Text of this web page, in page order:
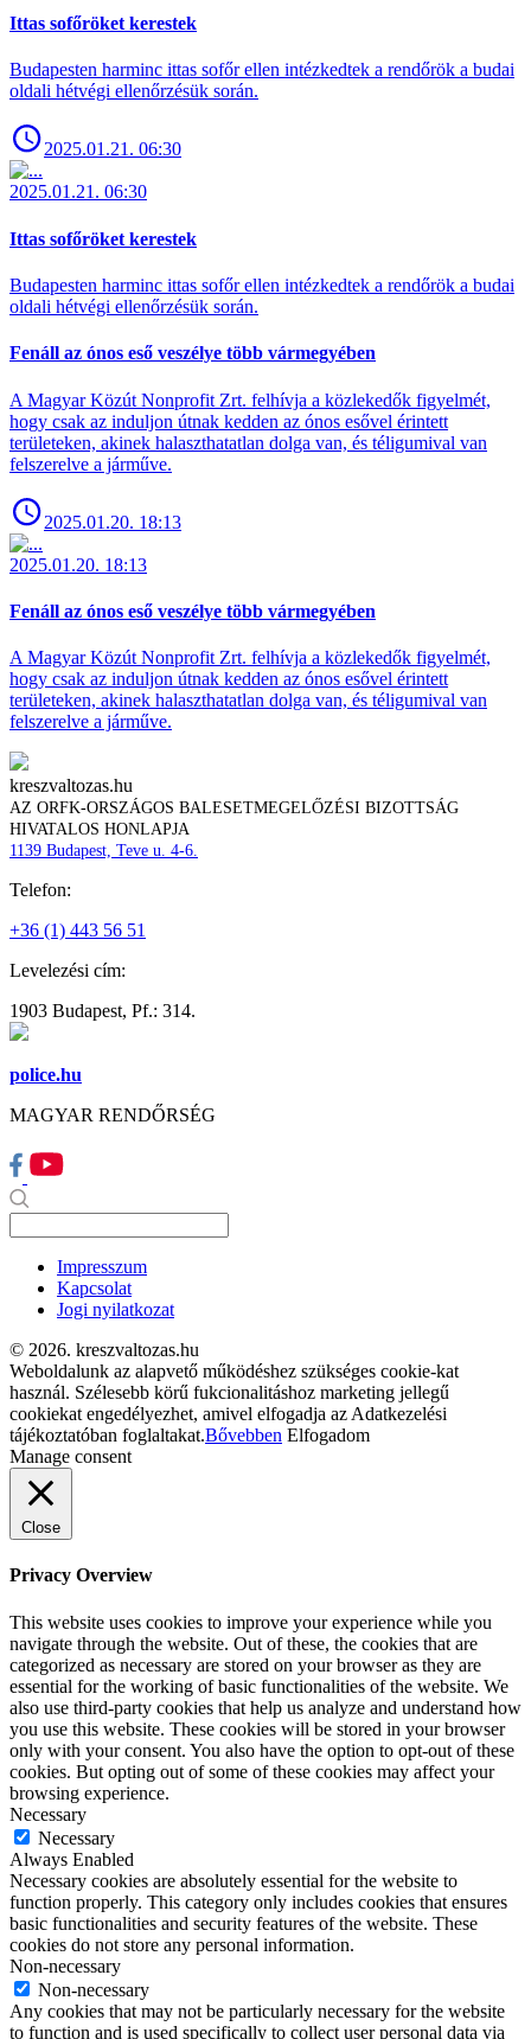
Ittas sofőröket kerestek
Budapesten harminc ittas sofőr ellen intézkedtek a rendőrök a budai
oldali hétvégi ellenőrzésük során.
2025.01.21. 06:30
2025.01.21. 06:30
Ittas sofőröket kerestek
Budapesten harminc ittas sofőr ellen intézkedtek a rendőrök a budai
oldali hétvégi ellenőrzésük során.
Fenáll az ónos eső veszélye több vármegyében
A Magyar Közút Nonprofit Zrt. felhívja a közlekedők figyelmét,
hogy csak az induljon útnak kedden az ónos esővel érintett
területeken, akinek halaszthatatlan dolga van, és téligumival van
felszerelve a járműve.
2025.01.20. 18:13
2025.01.20. 18:13
Fenáll az ónos eső veszélye több vármegyében
A Magyar Közút Nonprofit Zrt. felhívja a közlekedők figyelmét,
hogy csak az induljon útnak kedden az ónos esővel érintett
területeken, akinek halaszthatatlan dolga van, és téligumival van
felszerelve a járműve.
kreszvaltozas.hu
AZ ORFK-ORSZÁGOS BALESETMEGELŐZÉSI BIZOTTSÁG
HIVATALOS HONLAPJA
1139 Budapest, Teve u. 4-6.
Telefon:
+36 (1) 443 56 51
Levelezési cím:
1903 Budapest, Pf.: 314.
police.hu
MAGYAR RENDŐRSÉG
Impresszum
Kapcsolat
Jogi nyilatkozat
© 2026. kreszvaltozas.hu
Weboldalunk az alapvető működéshez szükséges cookie-kat
használ. Szélesebb körű fukcionalitáshoz marketing jellegű
cookiekat engedélyezhet, amivel elfogadja az Adatkezelési
tájékoztatóban foglaltakat.Bővebben Elfogadom
Manage consent
Close
Privacy Overview
This website uses cookies to improve your experience while you
navigate through the website. Out of these, the cookies that are
categorized as necessary are stored on your browser as they are
essential for the working of basic functionalities of the website. We
also use third-party cookies that help us analyze and understand how
you use this website. These cookies will be stored in your browser
only with your consent. You also have the option to opt-out of these
cookies. But opting out of some of these cookies may affect your
browsing experience.
Necessary
Necessary
Always Enabled
Necessary cookies are absolutely essential for the website to
function properly. This category only includes cookies that ensures
basic functionalities and security features of the website. These
cookies do not store any personal information.
Non-necessary
Non-necessary
Any cookies that may not be particularly necessary for the website
to function and is used specifically to collect user personal data via